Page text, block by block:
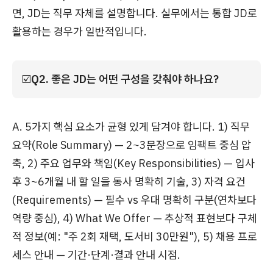
면, JD는 직무 자체를 설명합니다. 실무에서는 통합 JD로
활용하는 경우가 일반적입니다.
☑️Q2. 좋은 JD는 어떤 구성을 갖춰야 하나요?
A. 5가지 핵심 요소가 균형 있게 담겨야 합니다. 1) 직무
요약(Role Summary) — 2~3문장으로 임팩트 중심 압
축, 2) 주요 업무와 책임(Key Responsibilities) — 입사
후 3~6개월 내 할 일을 동사 명확히 기술, 3) 자격 요건
(Requirements) — 필수 vs 우대 명확히 구분(연차보다
역량 중심), 4) What We Offer — 추상적 표현보다 구체
적 정보(예: "주 2회 재택, 도서비 30만원"), 5) 채용 프로
세스 안내 — 기간·단계·결과 안내 시점.